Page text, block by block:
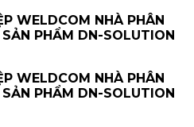
WELDCOM NHÀ PHÂN
PHẨM DN-SOLUTION
WELDCOM NHÀ PHÂN
PHẨM DN-SOLUTION